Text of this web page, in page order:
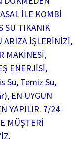
İLE KOMBİ
SU TIKANIK
İŞLERİNİZİ,
MAKİNESİ,
ENERJİSİ,
Su, Temiz Su,
EN UYGUN
YAPILIR. 7/24
MÜŞTERİ